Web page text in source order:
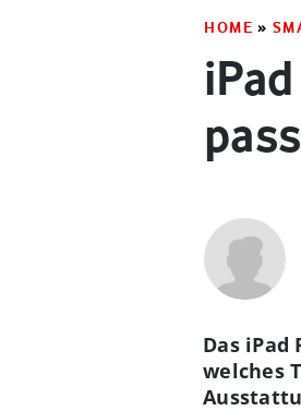
HOME »
Das
welches